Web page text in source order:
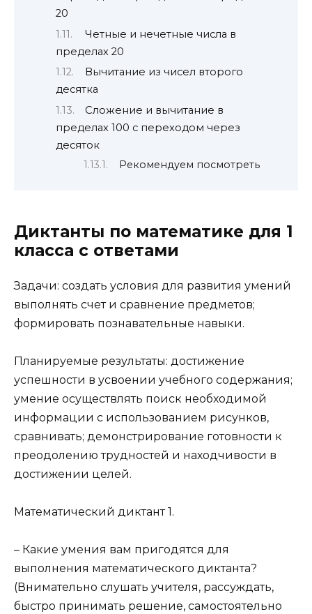
20
Четные и нечетные числа в
пределах 20
Вычитание из чисел второго
десятка
Сложение и вычитание в
пределах 100 с переходом через
десяток
Рекомендуем посмотреть
Диктанты по математике для 1
класса с ответами
Задачи: создать условия для развития умений
выполнять счет и сравнение предметов;
формировать познавательные навыки.
Планируемые результаты: достижение
успешности в усвоении учебного содержания;
умение осуществлять поиск необходимой
информации с использованием рисунков,
сравнивать; демонстрирование готовности к
преодолению трудностей и находчивости в
достижении целей.
Математический диктант 1.
– Какие умения вам пригодятся для
выполнения математического диктанта?
(Внимательно слушать учителя, рассуждать,
быстро принимать решение, самостоятельно